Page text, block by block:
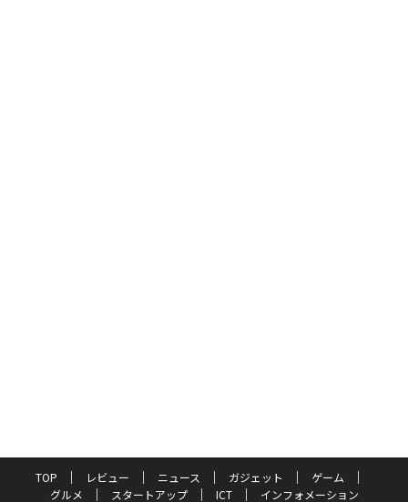
TOP レビュー ニュース ガジェット
ゲーム
グルメ
スタートアップ ICT インフォメーション